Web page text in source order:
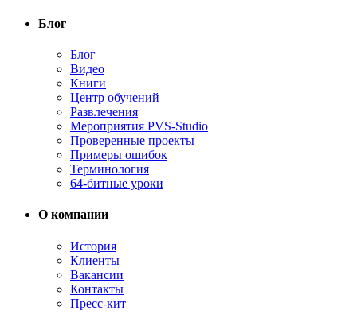
Блог
Блог
Видео
Книги
Центр обучений
Развлечения
Мероприятия PVS-Studio
Проверенные проекты
Примеры ошибок
Терминология
64-битные уроки
О компании
История
Клиенты
Вакансии
Контакты
Пресс-кит